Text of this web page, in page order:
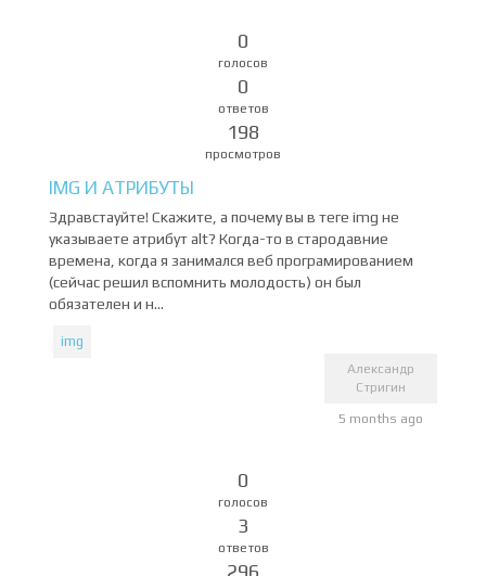
0
голосов
0
ответов
198
просмотров
IMG И АТРИБУТЫ
Здравстауйте! Скажите, а почему вы в теге img не
указываете атрибут alt? Когда-то в стародавние
времена, когда я занимался веб програмированием
(сейчас решил вспомнить молодость) он был
обязателен и н...
img
Александр
Стригин
5 months ago
0
голосов
3
ответов